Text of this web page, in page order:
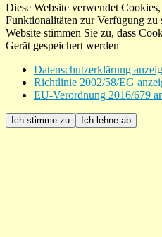
Diese Website verwendet
Funktionalitäten zur Verfügung
Website stimmen Sie zu, dass
Gerät gespeichert werden
Datenschutzerklärung
Richtlinie 2002/58/EG
EU-Verordnung 2016/679
Ich stimme zu Ich lehne ab